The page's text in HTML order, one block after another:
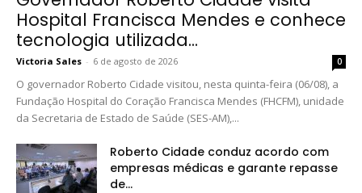
Hospital Francisca Mendes e conhece
tecnologia utilizada...
Victoria Sales - 6 de agosto de 2026 0
O governador Roberto Cidade visitou, nesta quinta-feira (06/08), a
Fundação Hospital do Coração Francisca Mendes (FHCFM), unidade
da Secretaria de Estado de Saúde (SES-AM),...
Roberto Cidade conduz acordo com
empresas médicas e garante repasse
de...